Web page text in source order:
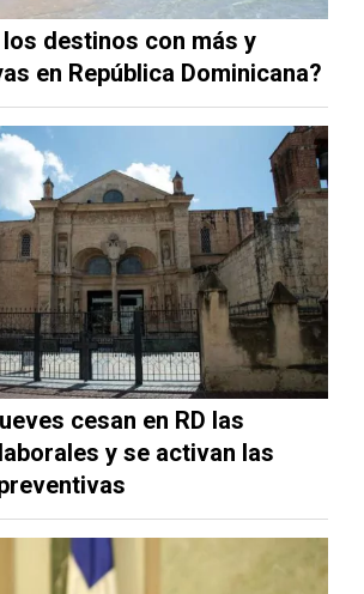
destinos con más y
en República Dominicana?
cesan en RD las
y se activan las